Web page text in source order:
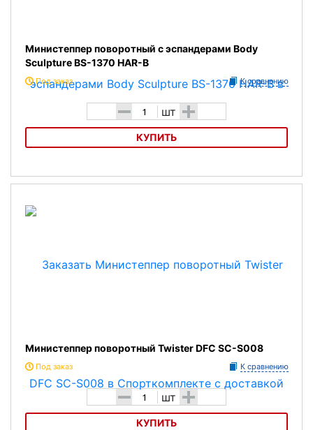
Министеппер поворотный с эспандерами Body
Sculpture BS-1370 HAR-B
Под заказ К сравнению
- шт +
КУПИТЬ
Министеппер поворотный с эспандерами Body Sculpture BS-1370
Министеппер поворотный Twister DFC SC-S008
Под заказ К сравнению
- шт +
КУПИТЬ